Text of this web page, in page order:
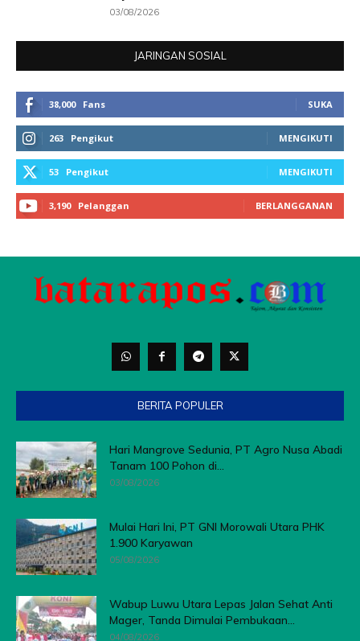
BERITA POPULER
Hari Mangrove Sedunia, PT Agro Nusa Abadi
Tanam 100 Pohon di...
03/08/2026
Mulai Hari Ini, PT GNI Morowali Utara PHK
1.900 Karyawan
05/08/2026
Wabup Luwu Utara Lepas Jalan Sehat Anti
Mager, Tanda Dimulai Pembukaan...
04/08/2026